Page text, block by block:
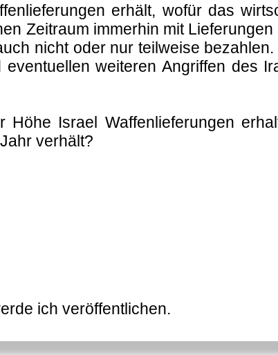
erhält, wofür das
Zeitraum immerhin mit Lieferungen
nicht oder nur teilweise
weiteren Angriffen des
Israel Waffenlieferungen
verhält?
ich veröffentlichen.